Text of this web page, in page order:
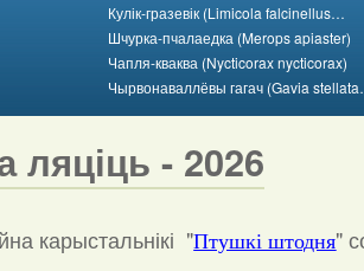
Кулік-гразевік (Limicola falcinellus…
Шчурка-пчалаедка (Merops apiaster)
Чапля-кваква (Nycticorax nycticorax)
Чырвонаваллёвы гагач (Gavia
ляціць - 2026
карыстальнікі "Птушкі штодня"